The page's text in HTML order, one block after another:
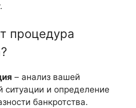
процедура
– анализ вашей
ситуации и определение
банкротства.